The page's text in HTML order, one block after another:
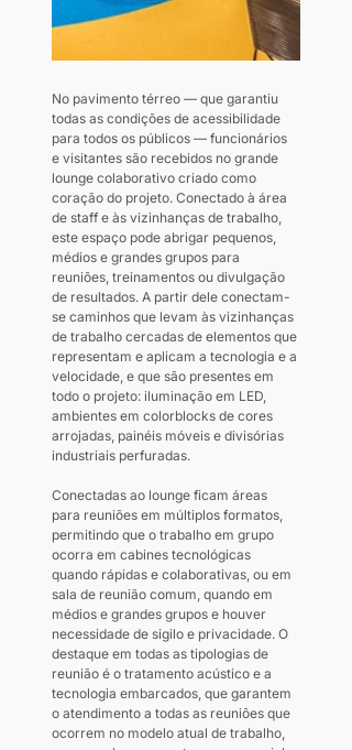
No pavimento térreo — que garantiu
todas as condições de acessibilidade
para todos os públicos — funcionários
e visitantes são recebidos no grande
lounge colaborativo criado como
coração do projeto. Conectado à área
de staff e às vizinhanças de trabalho,
este espaço pode abrigar pequenos,
médios e grandes grupos para
reuniões, treinamentos ou divulgação
de resultados. A partir dele conectam-
se caminhos que levam às vizinhanças
de trabalho cercadas de elementos que
representam e aplicam a tecnologia e a
velocidade, e que são presentes em
todo o projeto: iluminação em LED,
ambientes em colorblocks de cores
arrojadas, painéis móveis e divisórias
industriais perfuradas.
Conectadas ao lounge ficam áreas
para reuniões em múltiplos formatos,
permitindo que o trabalho em grupo
ocorra em cabines tecnológicas
quando rápidas e colaborativas, ou em
sala de reunião comum, quando em
médios e grandes grupos e houver
necessidade de sigilo e privacidade. O
destaque em todas as tipologias de
reunião é o tratamento acústico e a
tecnologia embarcados, que garantem
o atendimento a todas as reuniões que
ocorrem no modelo atual de trabalho,